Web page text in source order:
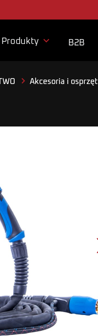
Produkty  B2B
Akcesoria i osprzęt